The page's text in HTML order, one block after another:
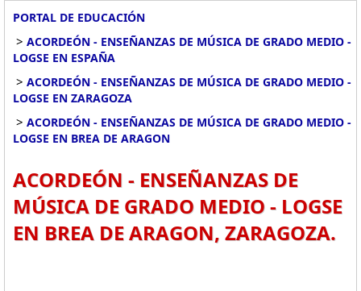
PORTAL DE EDUCACIÓN
> ACORDEÓN - ENSEÑANZAS DE MÚSICA DE GRADO MEDIO -
LOGSE EN ESPAÑA
> ACORDEÓN - ENSEÑANZAS DE MÚSICA DE GRADO MEDIO -
LOGSE EN ZARAGOZA
> ACORDEÓN - ENSEÑANZAS DE MÚSICA DE GRADO MEDIO -
LOGSE EN BREA DE ARAGON
ACORDEÓN - ENSEÑANZAS DE
MÚSICA DE GRADO MEDIO - LOGSE
EN BREA DE ARAGON, ZARAGOZA.